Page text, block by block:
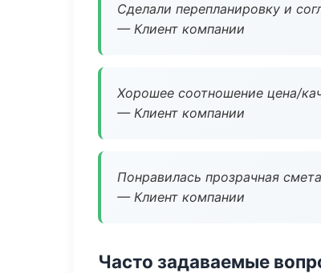
Сделали перепланировку и
— Клиент компании
Хорошее соотношение цена/
— Клиент компании
Понравилась прозрачная
— Клиент компании
Часто задаваемые